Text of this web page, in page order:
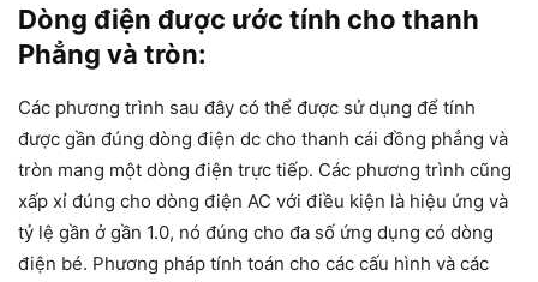
Dòng điện được ước tính cho thanh
Phẳng và tròn:
Các phương trình sau đây có thể được sử dụng để tính
được gần đúng dòng điện dc cho thanh cái đồng phẳng và
tròn mang một dòng điện trực tiếp. Các phương trình cũng
xấp xỉ đúng cho dòng điện AC với điều kiện là hiệu ứng và
tỷ lệ gần ở gần 1.0, nó đúng cho đa số ứng dụng có dòng
điện bé. Phương pháp tính toán cho các cấu hình và các